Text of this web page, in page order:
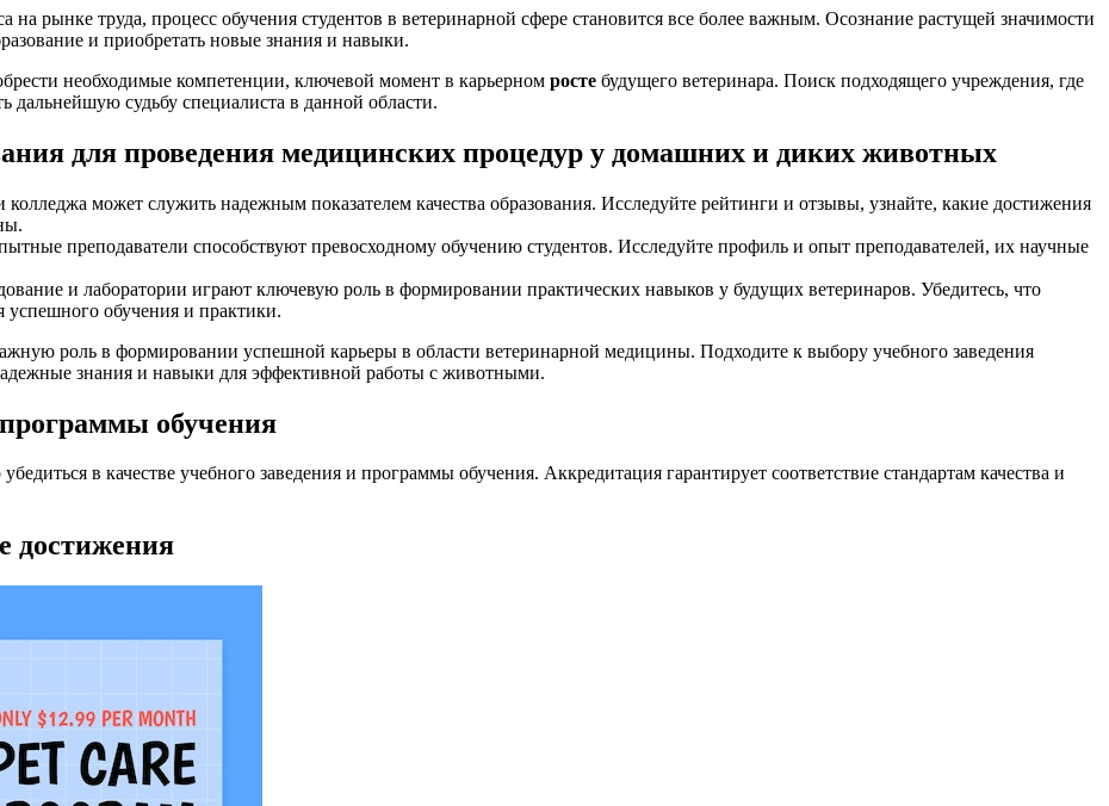
на рынке труда, процесс обучения студентов в ветеринарной сфере становится все более важным. Осознание растущей значимости
и приобретать новые знания и навыки.
необходимые компетенции, ключевой момент в карьерном росте будущего ветеринара. Поиск подходящего учреждения, где
дальнейшую судьбу специалиста в данной области.
для проведения медицинских процедур у домашних и диких животных
может служить надежным показателем качества образования. Исследуйте рейтинги и отзывы, узнайте, какие достижения
преподаватели способствуют превосходному обучению студентов. Исследуйте профиль и опыт преподавателей, их научные
и лаборатории играют ключевую роль в формировании практических навыков у будущих ветеринаров. Убедитесь, что
успешного обучения и практики.
роль в формировании успешной карьеры в области ветеринарной медицины. Подходите к выбору учебного заведения
знания и навыки для эффективной работы с животными.
обучения
в качестве учебного заведения и программы обучения. Аккредитация гарантирует соответствие стандартам качества и
достижения